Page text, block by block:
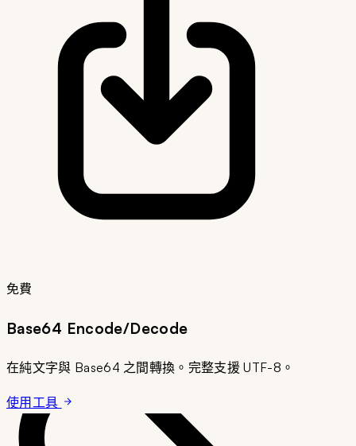
免費
Base64 Encode/Decode
在純文字與 Base64 之間轉換。完整支援 UTF-8。
使用工具